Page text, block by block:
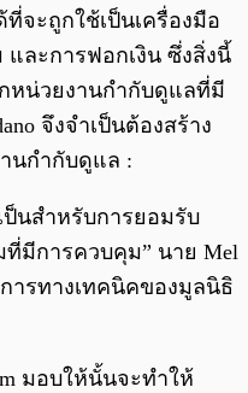
จะถูกใช้เป็นเครื่องมือ
และการฟอกเงิน ซึ่งสิ่งนี้
หน่วยงานกำกับดูแลที่มี
จึงจำเป็นต้องสร้าง
นกำกับดูแล :
ป็นสำหรับการยอมรับ
มีการควบคุม” นาย Mel
ารทางเทคนิคของมูลนิธิ
มอบให้นั้นจะทำให้